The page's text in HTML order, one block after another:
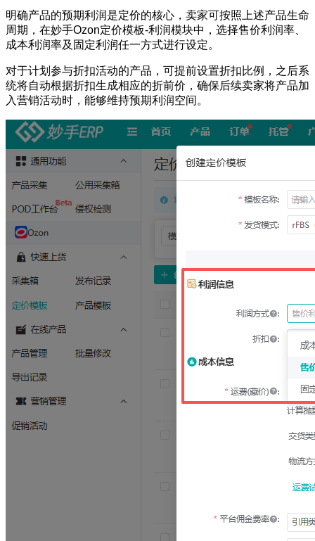
明确产品的预期利润是定价的核心，卖家可按照上述产品生命
周期，在妙手Ozon定价模板-利润模块中，选择售价利润率、
成本利润率及固定利润任一方式进行设定。
对于计划参与折扣活动的产品，可提前设置折扣比例，之后系
统将自动根据折扣生成相应的折前价，确保后续卖家将产品加
入营销活动时，能够维持预期利润空间。